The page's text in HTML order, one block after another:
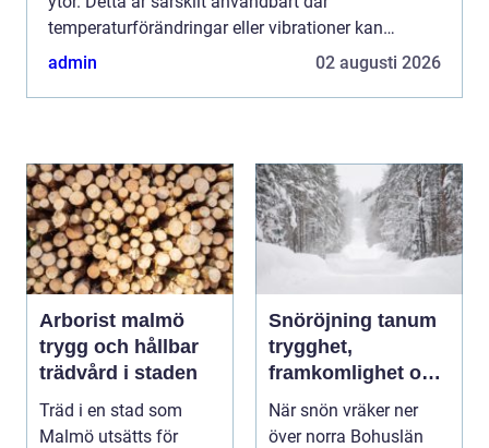
temperaturförändringar eller vibrationer kan
orsaka...
admin 02 augusti 2026
Arborist malmö
trygg och hållbar
trädvård i staden
Träd i en stad som
Malmö utsätts för
Snöröjning tanum
trygghet,
framkomlighet och
mindre stress i
vintern
När snön vräker ner
över norra Bohuslän